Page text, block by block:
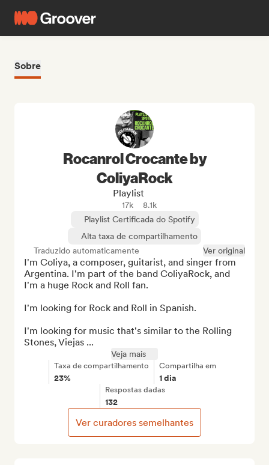
Sobre
Rocanrol Crocante by
ColiyaRock
Playlist
17k
8.1k
Playlist Certificada do Spotify
Alta taxa de compartilhamento
Traduzido automaticamente
Ver original
I'm Coliya, a composer, guitarist, and singer from
Argentina. I'm part of the band ColiyaRock, and
I'm a huge Rock and Roll fan.
I'm looking for Rock and Roll in Spanish.
I'm looking for music that's similar to the Rolling
Stones, Viejas ...
Veja mais
Taxa de compartilhamento
23%
Compartilha em
1 dia
Respostas dadas
132
Ver curadores semelhantes